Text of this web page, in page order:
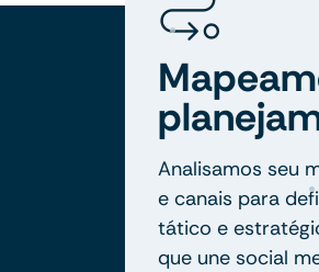
Analisamos seu
e canais para
tático e
que une social